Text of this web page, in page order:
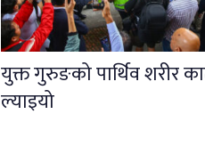
युक्त गुरुङको पार्थिव शरीर
ल्याइयो